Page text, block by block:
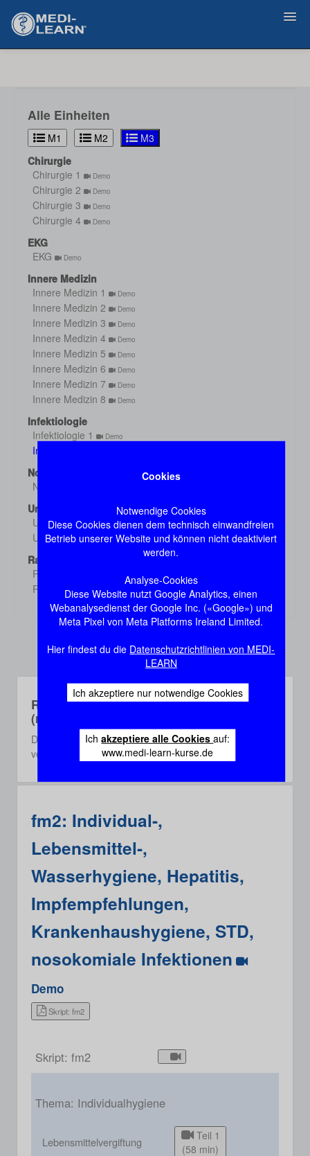
Cookies
Notwendige Cookies
Diese Cookies dienen dem technisch einwandfreien
Betrieb unserer Website und können nicht deaktiviert
werden.
Analyse-Cookies
Diese Website nutzt Google Analytics, einen
Webanalysedienst der Google Inc. («Google») und
Meta Pixel von Meta Platforms Ireland Limited.
Hier findest du die Datenschutzrichtlinien von MEDI-
LEARN
Ich akzeptiere nur notwendige Cookies
Ichakzeptiere alle Cookiesauf:
www.medi-learn-kurse.de
Alle Einheiten
M1 M2
M3
Chirurgie
Chirurgie 1
Demo
Chirurgie 2 Demo
Chirurgie 3 Demo
Chirurgie 4 Demo
EKG
EKG
Demo
Innere Medizin
Innere Medizin 1
Demo
Innere Medizin 2 Demo
Innere Medizin 3 Demo
Innere Medizin 4 Demo
Innere Medizin 5 Demo
Innere Medizin 6 Demo
Innere Medizin 7 Demo
Innere Medizin 8 Demo
Infektiologie
Infektiologie 1
Demo
Infektiologie 2
Notfall
Notfall
Untersuchung
Untersuchung 1
Demo
Untersuchung 2 Demo
Radiologie
Radiologie 1
Radiologie 2 Demo
Rec-Webinare
(recorded)
Die Rec-Webinare sind Aufzeichnungen aus einem der
vergangenen 3 Semester.
fm2: Individual-,
Lebensmittel-,
Wasserhygiene, Hepatitis,
Impfempfehlungen,
Krankenhaushygiene, STD,
nosokomiale Infektionen
Demo
Skript: fm2
Skript: fm2
Thema: Individualhygiene
Lebensmittelvergiftung
Teil 1
(58 min)